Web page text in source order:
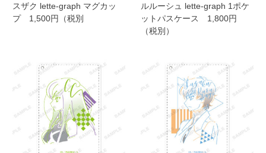
スザク lette-graph マグカッ
プ 1,500円（税別
ルルーシュ lette-graph 1ポケ
ットパスケース 1,800円
（税別）